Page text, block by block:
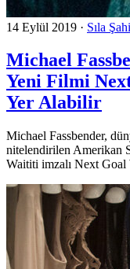
14 Eylül 2019 · Sıla
Michael
Yeni Filmi
Yer Alabilir
Michael Fassbender,
nitelendirilen Amerikan
Waititi imzalı Next Goal